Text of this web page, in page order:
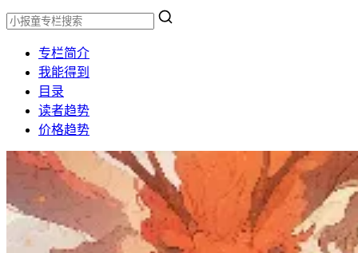
专栏简介
我能得到
目录
读者趋势
价格趋势